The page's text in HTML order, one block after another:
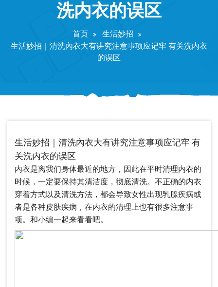
洗内衣的误区
首页
生活妙招
生活妙招｜清洗內衣大有讲究注意事项应记牢 有关洗内衣
的误区
生活妙招｜清洗內衣大有讲究注意事项应记牢 有
关洗内衣的误区
内衣是离我们身体最近的地方，因此在平时清理内衣的
时候，一定要保持其清洁度，彻底清洗。不正确的内衣
穿着方式以及清洗方法，都会导致女性出现乳腺疾病或
者是各种皮肤疾病，在内衣的清理上也有很多注意事
项。和小编一起来看看吧。